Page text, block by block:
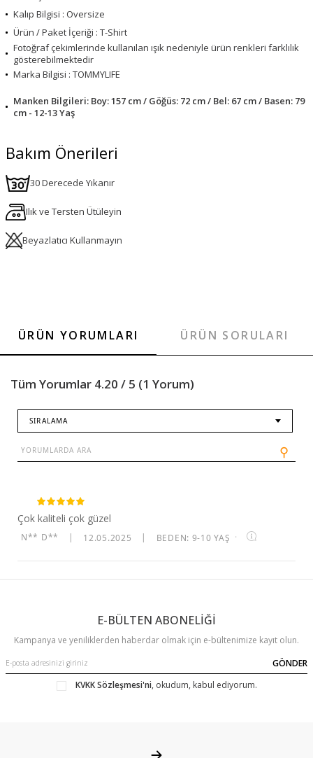
Kalıp Bilgisi : Oversize
Ürün / Paket İçeriği : T-Shirt
Fotoğraf çekimlerinde kullanılan ışık nedeniyle ürün renkleri farklılık
gösterebilmektedir
Marka Bilgisi : TOMMYLIFE
Manken Bilgileri: Boy: 157 cm / Göğüs: 72 cm / Bel: 67 cm / Basen: 79
cm - 12-13 Yaş
Bakım Önerileri
30 Derecede Yıkanır
Ilık ve Tersten Ütüleyin
Beyazlatıcı Kullanmayın
ÜRÜN YORUMLARI ÜRÜN SORULARI
Tüm Yorumlar 4.20 / 5 (1 Yorum)
SIRALAMA
⚲
Çok kaliteli çok güzel
N** D** 12.05.2025 BEDEN: 9-10 YAŞ ·
E-BÜLTEN ABONELİĞİ
Kampanya ve yeniliklerden haberdar olmak için e-bültenimize kayıt olun.
GÖNDER
KVKK Sözleşmesi'ni, okudum, kabul ediyorum.